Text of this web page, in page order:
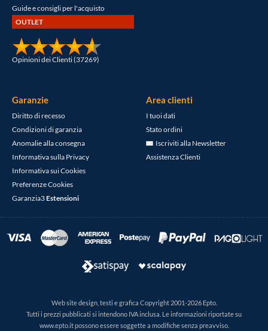
Guide e consigli per l'acquisto
OUTLET
Opinioni dei Clienti (37269)
Garanzie
Diritto di recesso
Condizioni di garanzia
Anomalie alla consegna
Informativa sulla Privacy
Informativa sui Cookies
Preferenze Cookies
Garanzia3Estensioni
Area clienti
I tuoi dati
Stato ordini
Iscriviti alla Newsletter
Assistenza Clienti
Web site design, testi e grafica Copyright 2001-2026 Epto.
Tutti i prezzi pubblicati si intendono IVA inclusa. Le informazioni riportate su
www.epto.it possono essere soggette a modifiche senza preavviso.